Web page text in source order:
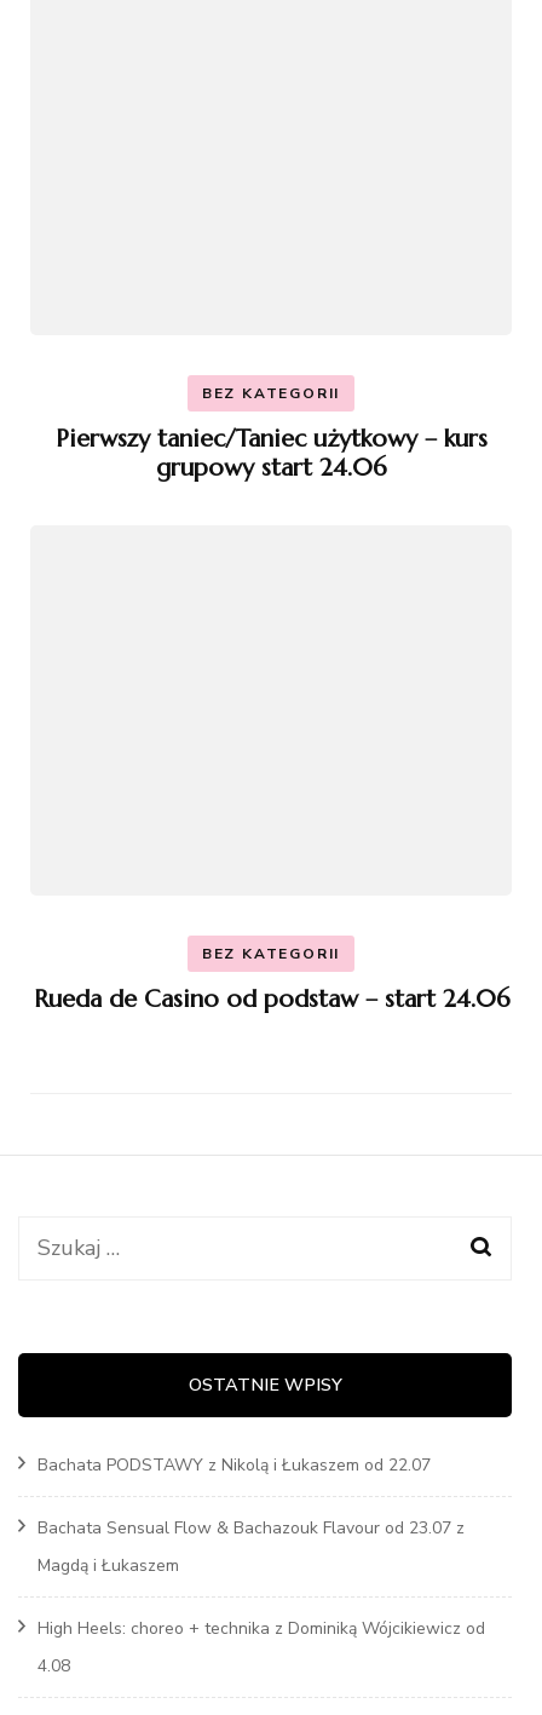
BEZ KATEGORII
Pierwszy taniec/Taniec użytkowy – kurs
grupowy start 24.06
BEZ KATEGORII
Rueda de Casino od podstaw – start 24.06
Szukaj:
OSTATNIE WPISY
Bachata PODSTAWY z Nikolą i Łukaszem od 22.07
Bachata Sensual Flow & Bachazouk Flavour od 23.07 z
Magdą i Łukaszem
High Heels: choreo + technika z Dominiką Wójcikiewicz od
4.08